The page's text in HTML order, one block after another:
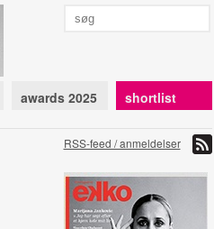
awards 2025 shortlist
RSS-feed / anmeldelser